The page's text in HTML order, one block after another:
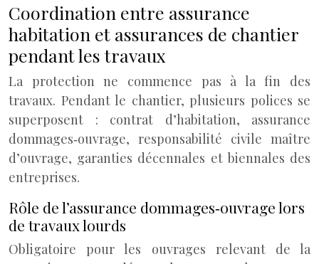
Coordination entre assurance
habitation et assurances de chantier
pendant les travaux
La protection ne commence pas à la fin des
travaux. Pendant le chantier, plusieurs polices se
superposent : contrat d’habitation, assurance
dommages‑ouvrage, responsabilité civile maître
d’ouvrage, garanties décennales et biennales des
entreprises.
Rôle de l’assurance dommages‑ouvrage lors
de travaux lourds
Obligatoire pour les ouvrages relevant de la